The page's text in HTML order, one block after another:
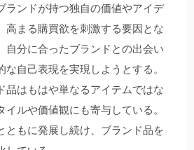
ランドが持つ独自の価値やアイデ
高まる購買欲を刺激する要因とな
自分に合ったブランドとの出会い
自己表現を実現しようとする。
品はもはや単なるアイテムではな
イルや価値観にも寄与している。
ともに発展し続け、ブランド品を